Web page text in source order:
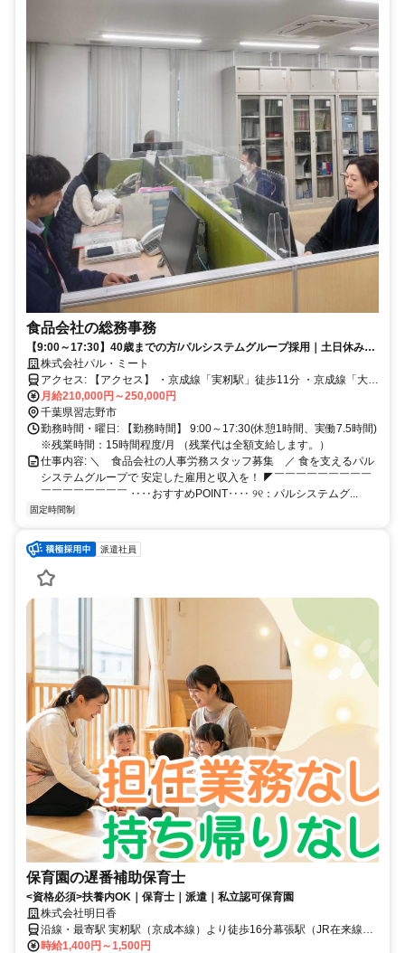
食品会社の総務事務
【9:00～17:30】40歳までの方/パルシステムグループ採用｜土日休み｜
残業少なめ｜賞与あり
株式会社パル・ミート
アクセス: 【アクセス】 ・京成線「実籾駅」徒歩11分 ・京成線「大久
保駅」徒歩15分 マイカー、自転車通勤OK(駐車場完備) ＼様々なエリ
アから通っている方が多数！／ ・総武線沿い ・京成本線沿い ・習志
野市以外にも… 千葉市／船橋市／市川市／八千代市／江戸川区 浦安
市／鎌ケ谷市／松戸市／四街道市 など
月給210,000円～250,000円
千葉県習志野市
勤務時間・曜日: 【勤務時間】 9:00～17:30(休憩1時間、実働7.5時間)
※残業時間：15時間程度/月 （残業代は全額支給します。）
仕事内容: ＼ 食品会社の人事労務スタッフ募集 ／ 食を支えるパル
システムグループで 安定した雇用と収入を！ ◤￣￣￣￣￣￣￣￣￣
￣￣￣￣￣￣￣￣ ‥‥おすすめPOINT‥‥ ୨୧：パルシステムグ...
固定時間制
派遣社員
保育園の遅番補助保育士
<資格必須>扶養内OK｜保育士｜派遣｜私立認可保育園
株式会社明日香
沿線・最寄駅 実籾駅（京成本線）より徒歩16分幕張駅（JR在来線）
より徒歩29分京成幕張駅（京成千葉線）より徒歩29分
時給1,400円～1,500円